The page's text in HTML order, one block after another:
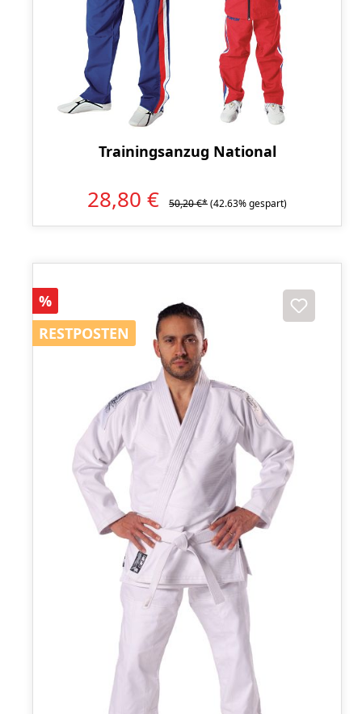
Trainingsanzug National
28,80 € 50,20 €*(42.63% gespart)
Rabatt
%
RESTPOSTEN
RESTPOSTEN